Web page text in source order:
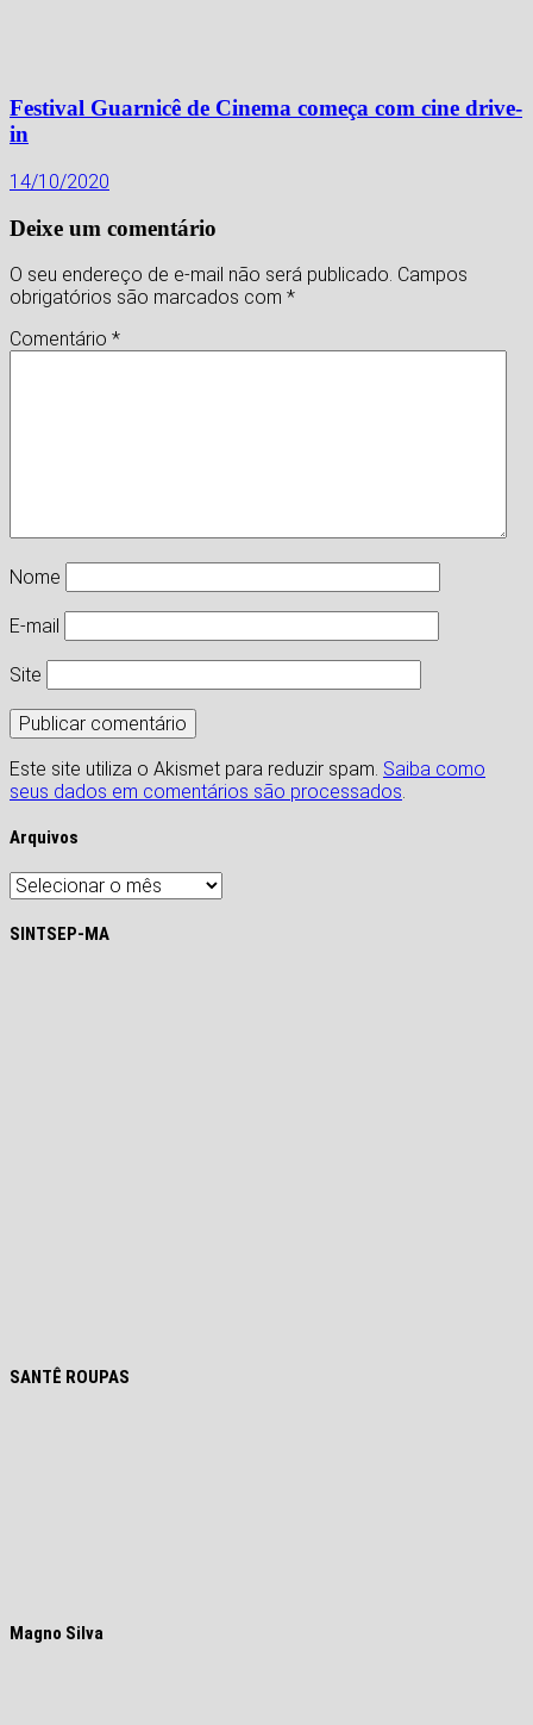
Festival Guarnicê de Cinema começa com cine drive-
in
14/10/2020
Deixe um comentário
O seu endereço de e-mail não será publicado. Campos
obrigatórios são marcados com *
Comentário *
Nome
E-mail
Site
Este site utiliza o Akismet para reduzir spam. Saiba como
seus dados em comentários são processados.
Arquivos
Arquivos
SINTSEP-MA
SANTÊ ROUPAS
Magno Silva